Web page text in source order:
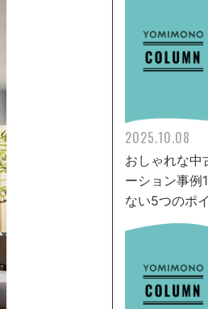
2025.10.08
おしゃれな中
ーション事例
ない5つのポ